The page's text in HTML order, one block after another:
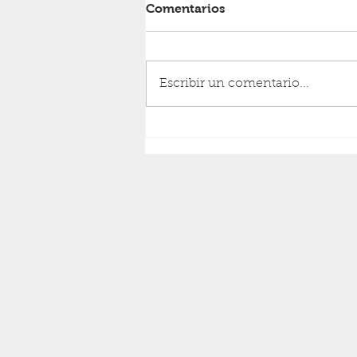
RESURRECCIÓN
Comentarios
Escribir un comentario...